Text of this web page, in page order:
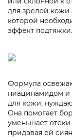
для зрелой кожи
которой
эффект подтяжки.
Формула
ниацинамидом и
для кожи,
Она помогает
уменьшает отёки
придавая ей